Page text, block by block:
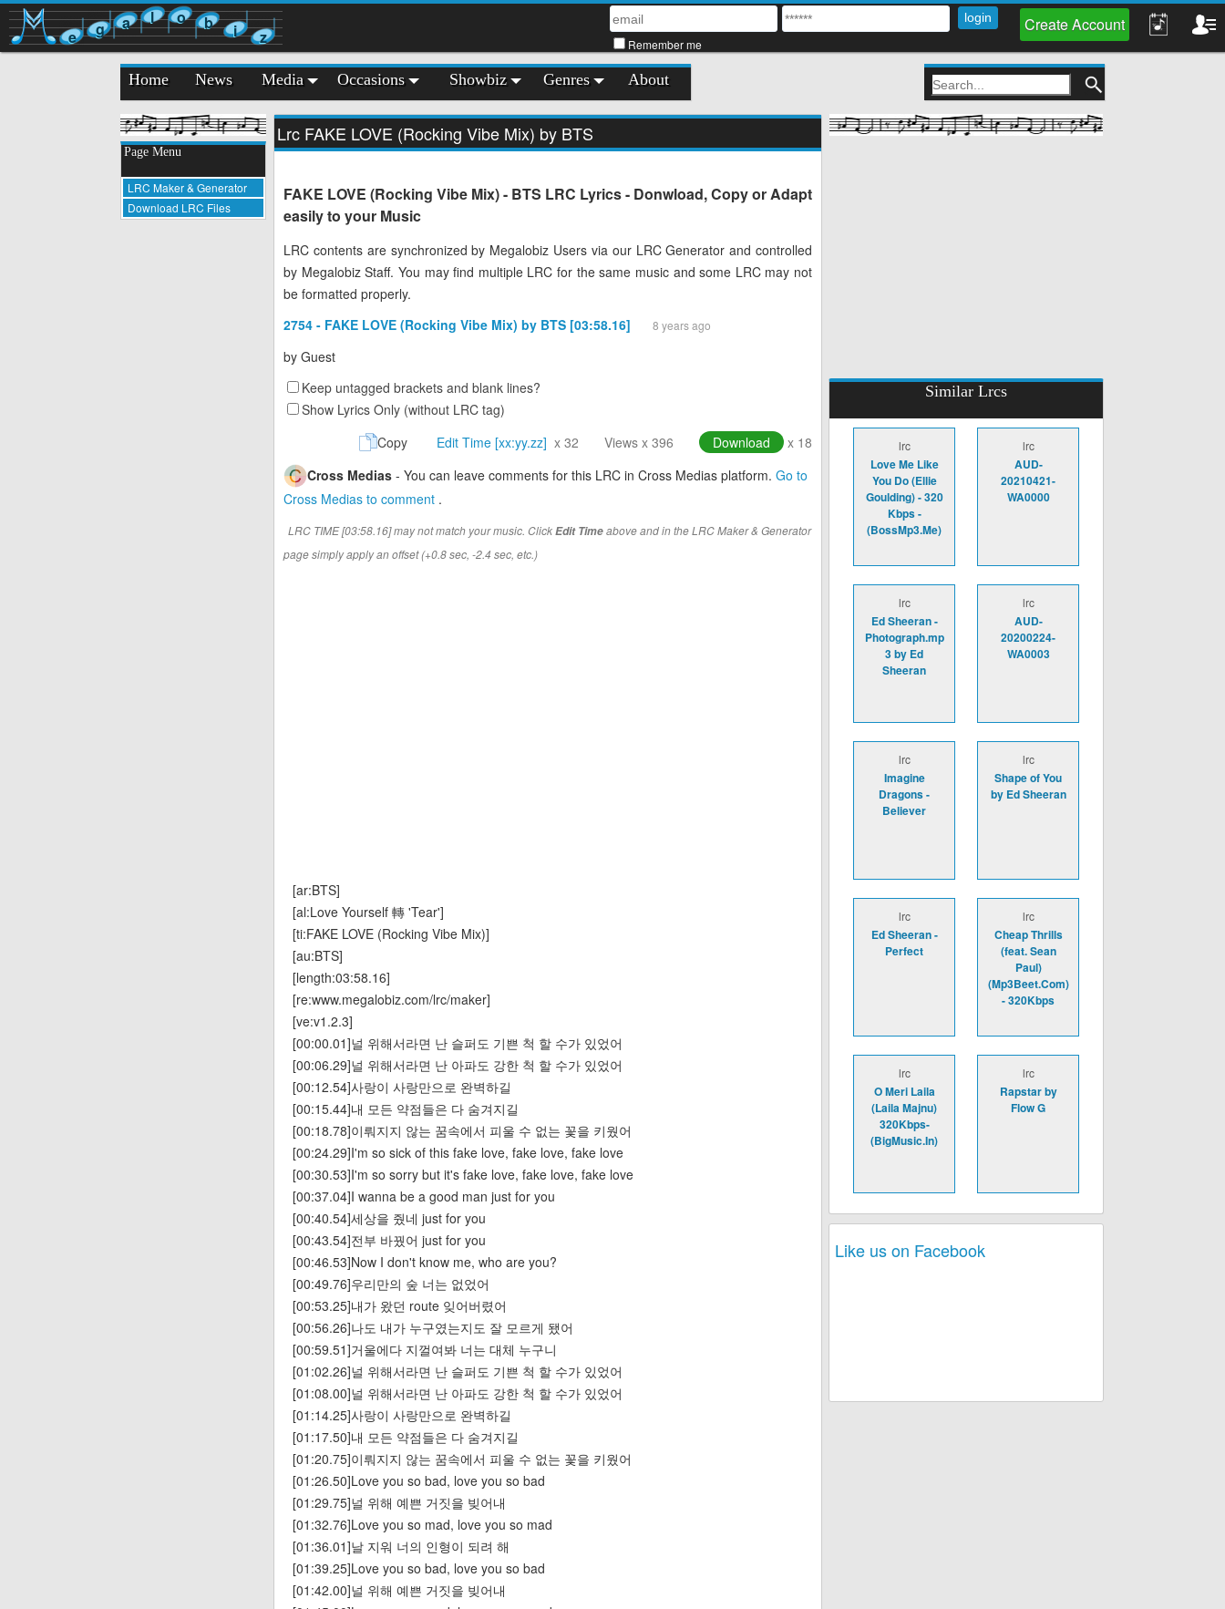
e g a l o b i z Remember me
Create Account
Home News Media Occasions Showbiz Genres About
Page Menu
LRC Maker & Generator
Download LRC Files
Lrc FAKE LOVE (Rocking Vibe Mix) by BTS
FAKE LOVE (Rocking Vibe Mix) - BTS LRC Lyrics - Donwload, Copy or Adapt
easily to your Music
LRC contents are synchronized by Megalobiz Users via our LRC Generator and controlled
by Megalobiz Staff. You may find multiple LRC for the same music and some LRC may not
be formatted properly.
2754 - FAKE LOVE (Rocking Vibe Mix) by BTS [03:58.16]
8 years ago
by Guest
Keep untagged brackets and blank lines?
Show Lyrics Only (without LRC tag)
Copy
Edit Time [xx:yy.zz] x 32 Views x 396 Download
x 18
Cross Medias - You can leave comments for this LRC in Cross Medias platform. Go to
Cross Medias to comment .
LRC TIME [03:58.16] may not match your music. ClickEdit Timeabove and in the LRC Maker & Generator
page simply apply an offset (+0.8 sec, -2.4 sec, etc.)
[ar:BTS]
[al:Love Yourself 轉 'Tear']
[ti:FAKE LOVE (Rocking Vibe Mix)]
[au:BTS]
[length:03:58.16]
[re:www.megalobiz.com/lrc/maker]
[ve:v1.2.3]
[00:00.01]널 위해서라면 난 슬퍼도 기쁜 척 할 수가 있었어
[00:06.29]널 위해서라면 난 아파도 강한 척 할 수가 있었어
[00:12.54]사랑이 사랑만으로 완벽하길
[00:15.44]내 모든 약점들은 다 숨겨지길
[00:18.78]이뤄지지 않는 꿈속에서 피울 수 없는 꽃을 키웠어
[00:24.29]I'm so sick of this fake love, fake love, fake love
[00:30.53]I'm so sorry but it's fake love, fake love, fake love
[00:37.04]I wanna be a good man just for you
[00:40.54]세상을 줬네 just for you
[00:43.54]전부 바꿨어 just for you
[00:46.53]Now I don't know me, who are you?
[00:49.76]우리만의 숲 너는 없었어
[00:53.25]내가 왔던 route 잊어버렸어
[00:56.26]나도 내가 누구였는지도 잘 모르게 됐어
[00:59.51]거울에다 지껄여봐 너는 대체 누구니
[01:02.26]널 위해서라면 난 슬퍼도 기쁜 척 할 수가 있었어
[01:08.00]널 위해서라면 난 아파도 강한 척 할 수가 있었어
[01:14.25]사랑이 사랑만으로 완벽하길
[01:17.50]내 모든 약점들은 다 숨겨지길
[01:20.75]이뤄지지 않는 꿈속에서 피울 수 없는 꽃을 키웠어
[01:26.50]Love you so bad, love you so bad
[01:29.75]널 위해 예쁜 거짓을 빚어내
[01:32.76]Love you so mad, love you so mad
[01:36.01]날 지워 너의 인형이 되려 해
[01:39.25]Love you so bad, love you so bad
[01:42.00]널 위해 예쁜 거짓을 빚어내
Similar Lrcs
lrc
Love Me Like
You Do (Ellie
Goulding) - 320
Kbps -
(BossMp3.Me)
lrc
AUD-
20210421-
WA0000
lrc
Ed Sheeran -
Photograph.mp
3 by Ed
Sheeran
lrc
AUD-
20200224-
WA0003
lrc
Imagine
Dragons -
Believer
lrc
Shape of You
by Ed Sheeran
lrc
Ed Sheeran -
Perfect
lrc
Cheap Thrills
(feat. Sean
Paul)
(Mp3Beet.Com)
- 320Kbps
lrc
O Meri Laila
(Laila Majnu)
320Kbps-
(BigMusic.In)
lrc
Rapstar by
Flow G
Like us on Facebook